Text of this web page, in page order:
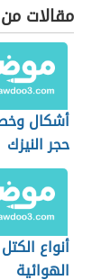
مقالات
أشكال
حجر النيزك
أنواع الكتل
الهوائية